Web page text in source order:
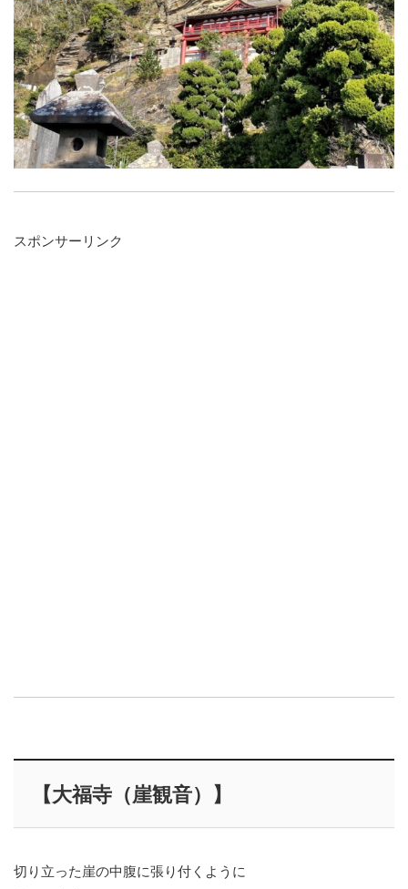
スポンサーリンク
【大福寺（崖観音）】
切り立った崖の中腹に張り付くように